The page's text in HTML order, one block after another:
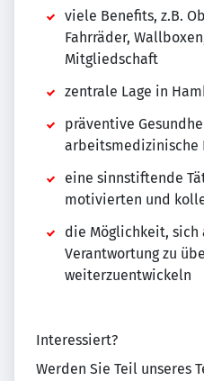
viele Benefits, z.B.
Fahrräder,
Mitgliedschaft
zentrale Lage in
präventive
arbeitsmedizinische
eine sinnstiftende
motivierten und
die Möglichkeit,
Verantwortung zu
weiterzuentwickeln
Interessiert?
Werden Sie Teil unseres